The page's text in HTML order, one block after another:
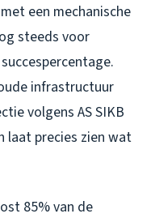
een mechanische
steeds voor
infrastructuur
volgens AS SIKB
laat precies zien wat
85% van de